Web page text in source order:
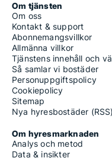
Om tjänsten
Om oss
Kontakt & support
Abonnemangsvillkor
Allmänna villkor
Tjänstens innehåll och
Så samlar vi bostäder
Personuppgiftspolicy
Cookiepolicy
Sitemap
Nya hyresbostäder (RSS)
Om hyresmarknaden
Analys och metod
Data & insikter